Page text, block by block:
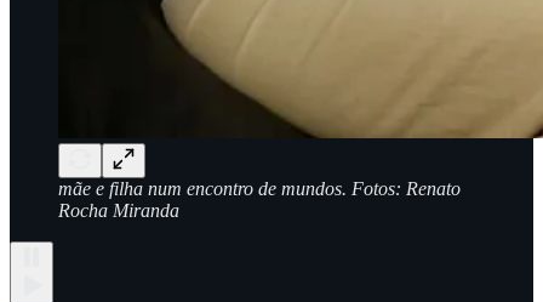
mãe e filha num encontro de mundos. Fotos: Renato
Rocha Miranda